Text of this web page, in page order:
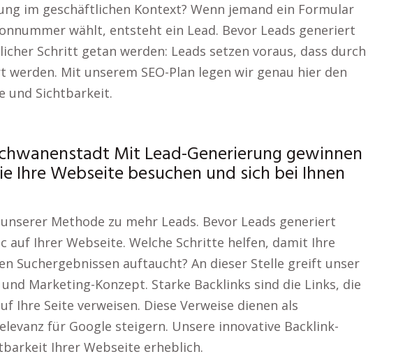
im geschäftlichen Kontext? Wenn jemand ein Formular
wählt, entsteht ein Lead. Bevor Leads generiert
Schritt getan werden: Leads setzen voraus, dass durch
werden. Mit unserem SEO-Plan legen wir genau hier den
und Sichtbarkeit.
Mit Lead-Generierung gewinnen
Ihre Webseite besuchen und sich bei Ihnen
Methode zu mehr Leads. Bevor Leads generiert
auf Ihrer Webseite. Welche Schritte helfen, damit Ihre
Suchergebnissen auftaucht? An dieser Stelle greift unser
Marketing-Konzept. Starke Backlinks sind die Links, die
Ihre Seite verweisen. Diese Verweise dienen als
für Google steigern. Unsere innovative Backlink-
Ihrer Webseite erheblich.